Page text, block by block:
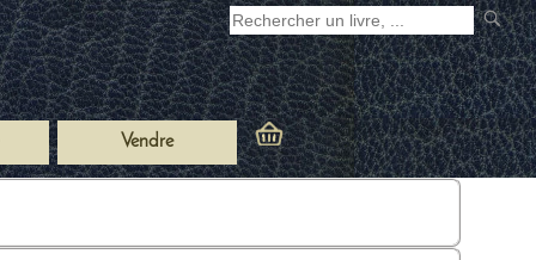
Vendre